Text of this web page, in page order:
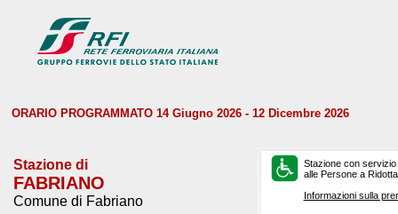
ORARIO PROGRAMMATO 14 Giugno 2026 - 12 Dicembre 2026
Stazione di
FABRIANO
Comune di Fabriano
Stazione con
alle Persone a
Informazioni sulla